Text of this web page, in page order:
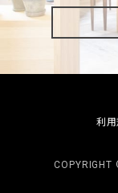
利
COPYRIGHT